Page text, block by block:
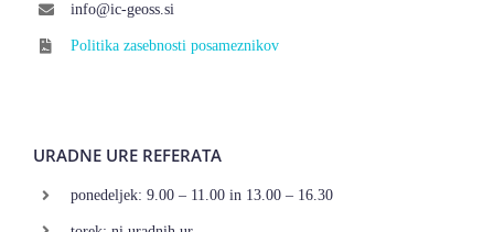
info@ic-geoss.si
Politika zasebnosti posameznikov
URADNE URE REFERATA
ponedeljek: 9.00 – 11.00 in 13.00 – 16.30